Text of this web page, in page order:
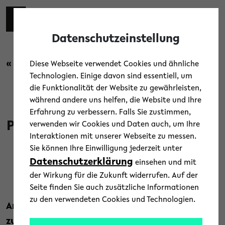
Skip to main content
« Zurück zur Übersicht
News
Pädagogik-Olympiade 2026: Wie
wollen wir lernen?
18. Februar 2026
Text: Universität Bielefeld
Am 20. Februar lädt die Universität Bielefeld
zur 3. Pädagogik-Olympiade ein. Unter dem
Datenschutzeinstellung
Diese Webseite verwendet Cookies und ähnliche
Technologien. Einige davon sind essentiell, um
die Funktionalität der Website zu gewährleisten,
während andere uns helfen, die Website und Ihre
Erfahrung zu verbessern. Falls Sie zustimmen,
verwenden wir Cookies und Daten auch, um Ihre
Interaktionen mit unserer Webseite zu messen.
Sie können Ihre Einwilligung jederzeit unter
Datenschutzerklärung einsehen und mit
der Wirkung für die Zukunft widerrufen. Auf der
Seite finden Sie auch zusätzliche Informationen
zu den verwendeten Cookies und Technologien.